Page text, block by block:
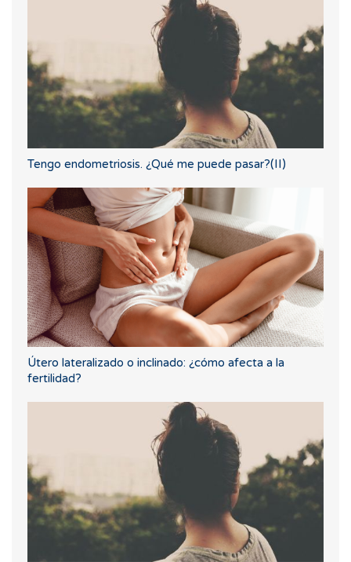
Tengo endometriosis. ¿Qué me puede pasar?(II)
Útero lateralizado o inclinado: ¿cómo afecta a la
fertilidad?